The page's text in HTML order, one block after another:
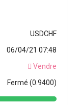
USDCHF
06/04/21 07:48
Vendre
Fermé (0.9400)